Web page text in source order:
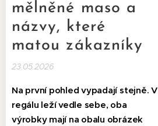
mělněné maso a
názvy, které
matou zákazníky
23.05.2026
Na první pohled vypadají stejně. V
regálu leží vedle sebe, oba
výrobky mají na obalu obrázek